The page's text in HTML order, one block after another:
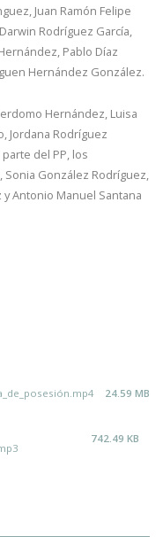
Juan Ramón Felipe
Rodríguez García,
Pablo Díaz
Hernández González.
Hernández, Luisa
Jordana Rodríguez
del PP, los
González Rodríguez,
y Antonio Manuel Santana
24.59 MB
742.49 KB